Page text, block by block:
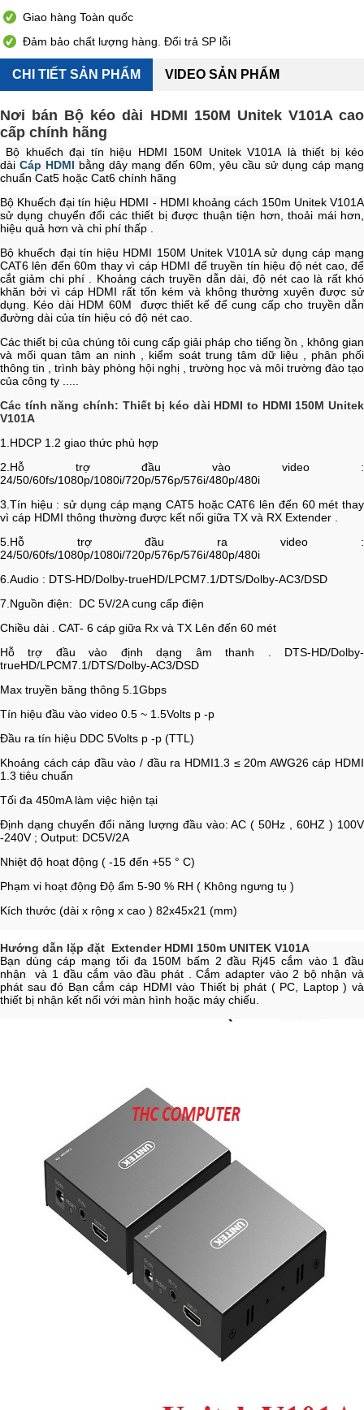
Giao hàng Toàn quốc
Đảm bảo chất lượng hàng. Đổi trả SP lỗi
CHI TIẾT SẢN PHẨM VIDEO SẢN PHẨM
Nơi bán Bộ kéo dài HDMI 150M Unitek V101A cao
cấp chính hãng
Bộ khuếch đại tín hiệu HDMI 150M Unitek V101A là thiết bị kéo
dài Cáp HDMI bằng dây mạng đến 60m, yêu cầu sử dụng cáp mạng
chuẩn Cat5 hoặc Cat6 chính hãng
Bộ Khuếch đại tín hiệu HDMI - HDMI khoảng cách 150m Unitek V101A
sử dụng chuyển đổi các thiết bị được thuận tiện hơn, thoải mái hơn,
hiệu quả hơn và chi phí thấp .
Bộ khuếch đại tín hiệu HDMI 150M Unitek V101A sử dụng cáp mạng
CAT6 lên đến 60m thay vì cáp HDMI để truyền tín hiệu độ nét cao, để
cắt giảm chi phí . Khoảng cách truyền dẫn dài, độ nét cao là rất khó
khăn bởi vì cáp HDMI rất tốn kém và không thường xuyên được sử
dụng. Kéo dài HDM 60M được thiết kế để cung cấp cho truyền dẫn
đường dài của tín hiệu có độ nét cao.
Các thiết bị của chúng tôi cung cấp giải pháp cho tiếng ồn , không gian
và mối quan tâm an ninh , kiểm soát trung tâm dữ liệu , phân phối
thông tin , trình bày phòng hội nghị , trường học và môi trường đào tạo
của công ty .....
Các tính năng chính: Thiết bị kéo dài HDMI to HDMI 150M Unitek
V101A
1.HDCP 1.2 giao thức phù hợp
2.Hỗ trợ đầu vào video :
24/50/60fs/1080p/1080i/720p/576p/576i/480p/480i
3.Tín hiệu : sử dụng cáp mạng CAT5 hoặc CAT6 lên đến 60 mét thay
vì cáp HDMI thông thường được kết nối giữa TX và RX Extender .
5.Hỗ trợ đầu ra video :
24/50/60fs/1080p/1080i/720p/576p/576i/480p/480i
6.Audio : DTS-HD/Dolby-trueHD/LPCM7.1/DTS/Dolby-AC3/DSD
7.Nguồn điện: DC 5V/2A cung cấp điện
Chiều dài . CAT- 6 cáp giữa Rx và TX Lên đến 60 mét
Hỗ trợ đầu vào định dạng âm thanh . DTS-HD/Dolby-
trueHD/LPCM7.1/DTS/Dolby-AC3/DSD
Max truyền băng thông 5.1Gbps
Tín hiệu đầu vào video 0.5 ~ 1.5Volts p -p
Đầu ra tín hiệu DDC 5Volts p -p (TTL)
Khoảng cách cáp đầu vào / đầu ra HDMI1.3 ≤ 20m AWG26 cáp HDMI
1.3 tiêu chuẩn
Tối đa 450mA làm việc hiện tại
Định dạng chuyển đổi năng lượng đầu vào: AC ( 50Hz , 60HZ ) 100V
-240V ; Output: DC5V/2A
Nhiệt độ hoạt động ( -15 đến +55 ° C)
Phạm vi hoạt động Độ ẩm 5-90 % RH ( Không ngưng tụ )
Kích thước (dài x rộng x cao ) 82x45x21 (mm)
Hướng dẫn lặp đặt Extender HDMI 150m UNITEK V101A
Bạn dùng cáp mạng tối đa 150M bấm 2 đầu Rj45 cắm vào 1 đầu
nhận và 1 đầu cắm vào đầu phát . Cắm adapter vào 2 bộ nhận và
phát sau đó Bạn cắm cáp HDMI vào Thiết bị phát ( PC, Laptop ) và
thiết bị nhận kết nối với màn hình hoặc máy chiếu.